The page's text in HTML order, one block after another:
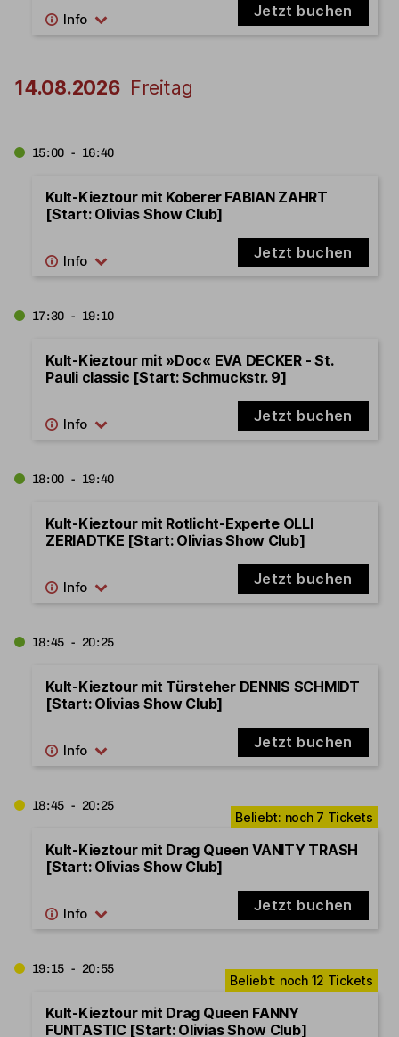
Jetzt buchen
14.08.2026 Freitag
15:00 - 16:40
Kult-Kieztour mit Koberer FABIAN ZAHRT
[Start: Olivias Show Club]
Jetzt buchen
17:30 - 19:10
Kult-Kieztour mit »Doc« EVA DECKER - St.
Pauli classic [Start: Schmuckstr. 9]
Jetzt buchen
18:00 - 19:40
Kult-Kieztour mit Rotlicht-Experte OLLI
ZERIADTKE [Start: Olivias Show Club]
Jetzt buchen
18:45 - 20:25
Kult-Kieztour mit Türsteher DENNIS SCHMIDT
[Start: Olivias Show Club]
Jetzt buchen
18:45 - 20:25
Kult-Kieztour mit Drag Queen VANITY TRASH
[Start: Olivias Show Club]
Jetzt buchen
19:15 - 20:55
Kult-Kieztour mit Drag Queen FANNY
FUNTASTIC [Start: Olivias Show Club]